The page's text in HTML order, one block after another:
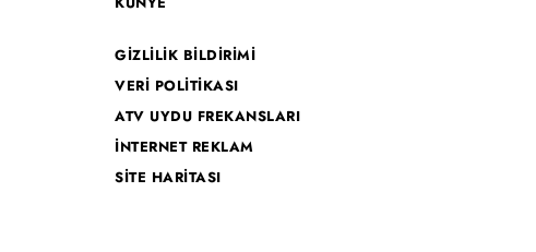
GİZLİLİK BİLDİRİMİ
VERİ POLİTİKASI
ATV UYDU FREKANSLARI
İNTERNET REKLAM
SİTE HARİTASI